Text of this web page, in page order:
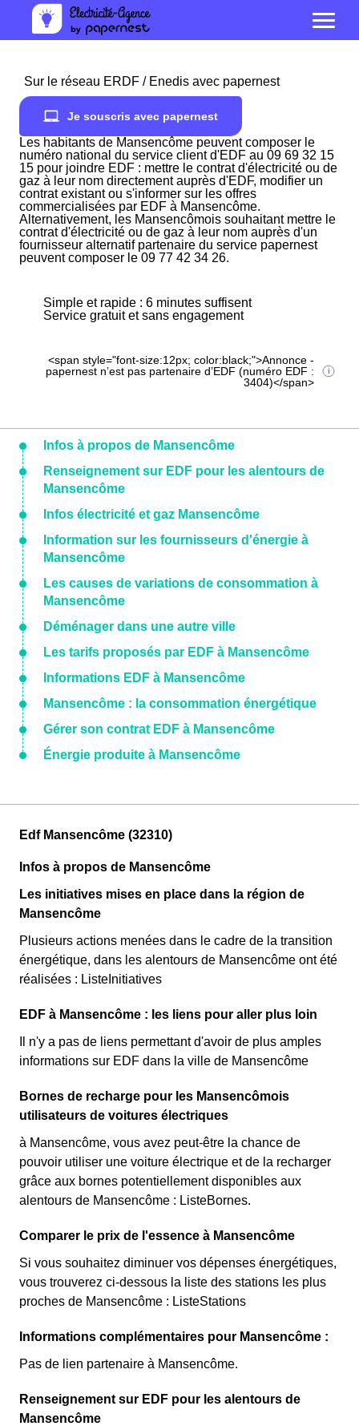
Sur le réseau ERDF / Enedis avec papernest
Je souscris avec papernest
Les habitants de Mansencôme peuvent composer le
numéro national du service client d'EDF au 09 69 32 15
15 pour joindre EDF : mettre le contrat d'électricité ou de
gaz à leur nom directement auprès d'EDF, modifier un
contrat existant ou s'informer sur les offres
commercialisées par EDF à Mansencôme.
Alternativement, les Mansencômois souhaitant mettre le
contrat d'électricité ou de gaz à leur nom auprès d'un
fournisseur alternatif partenaire du service papernest
peuvent composer le 09 77 42 34 26.
Simple et rapide : 6 minutes suffisent
Service gratuit et sans engagement
<span style="font-size:12px; color:black;">Annonce -
papernest n’est pas partenaire d’EDF (numéro EDF :
3404)</span>
Infos à propos de Mansencôme
Renseignement sur EDF pour les alentours de
Mansencôme
Infos électricité et gaz Mansencôme
Information sur les fournisseurs d'énergie à
Mansencôme
Les causes de variations de consommation à
Mansencôme
Déménager dans une autre ville
Les tarifs proposés par EDF à Mansencôme
Informations EDF à Mansencôme
Mansencôme : la consommation énergétique
Gérer son contrat EDF à Mansencôme
Énergie produite à Mansencôme
Edf Mansencôme (32310)
Infos à propos de Mansencôme
Les initiatives mises en place dans la région de
Mansencôme
Plusieurs actions menées dans le cadre de la transition
énergétique, dans les alentours de Mansencôme ont été
réalisées : ListeInitiatives
EDF à Mansencôme : les liens pour aller plus loin
Il n'y a pas de liens permettant d'avoir de plus amples
informations sur EDF dans la ville de Mansencôme
Bornes de recharge pour les Mansencômois
utilisateurs de voitures électriques
à Mansencôme, vous avez peut-être la chance de
pouvoir utiliser une voiture électrique et de la recharger
grâce aux bornes potentiellement disponibles aux
alentours de Mansencôme : ListeBornes.
Comparer le prix de l'essence à Mansencôme
Si vous souhaitez diminuer vos dépenses énergétiques,
vous trouverez ci-dessous la liste des stations les plus
proches de Mansencôme : ListeStations
Informations complémentaires pour Mansencôme :
Pas de lien partenaire à Mansencôme.
Renseignement sur EDF pour les alentours de
Mansencôme